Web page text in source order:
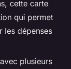
cette carte
qui permet
les dépenses
plusieurs